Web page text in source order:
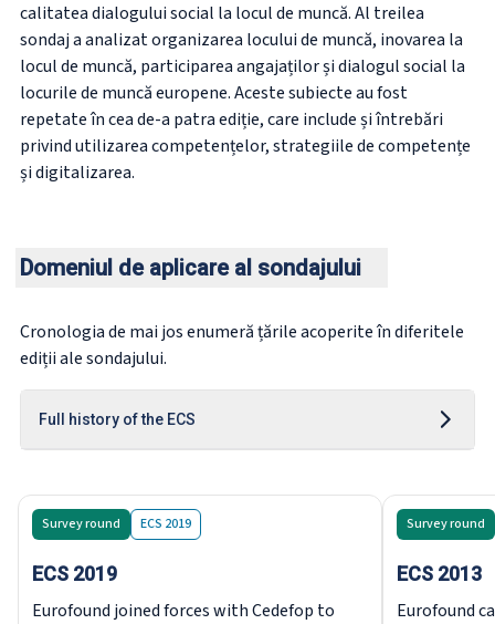
calitatea dialogului social la locul de muncă. Al treilea
sondaj a analizat organizarea locului de muncă, inovarea la
locul de muncă, participarea angajaților și dialogul social la
locurile de muncă europene. Aceste subiecte au fost
repetate în cea de-a patra ediție, care include și întrebări
privind utilizarea competențelor, strategiile de competențe
și digitalizarea.
Domeniul de aplicare al sondajului
Cronologia de mai jos enumeră țările acoperite în diferitele
ediții ale sondajului.
Full history of the ECS
Survey round ECS 2019
ECS 2019
Eurofound joined forces with Cedefop to
Survey round
ECS 2013
Eurofound